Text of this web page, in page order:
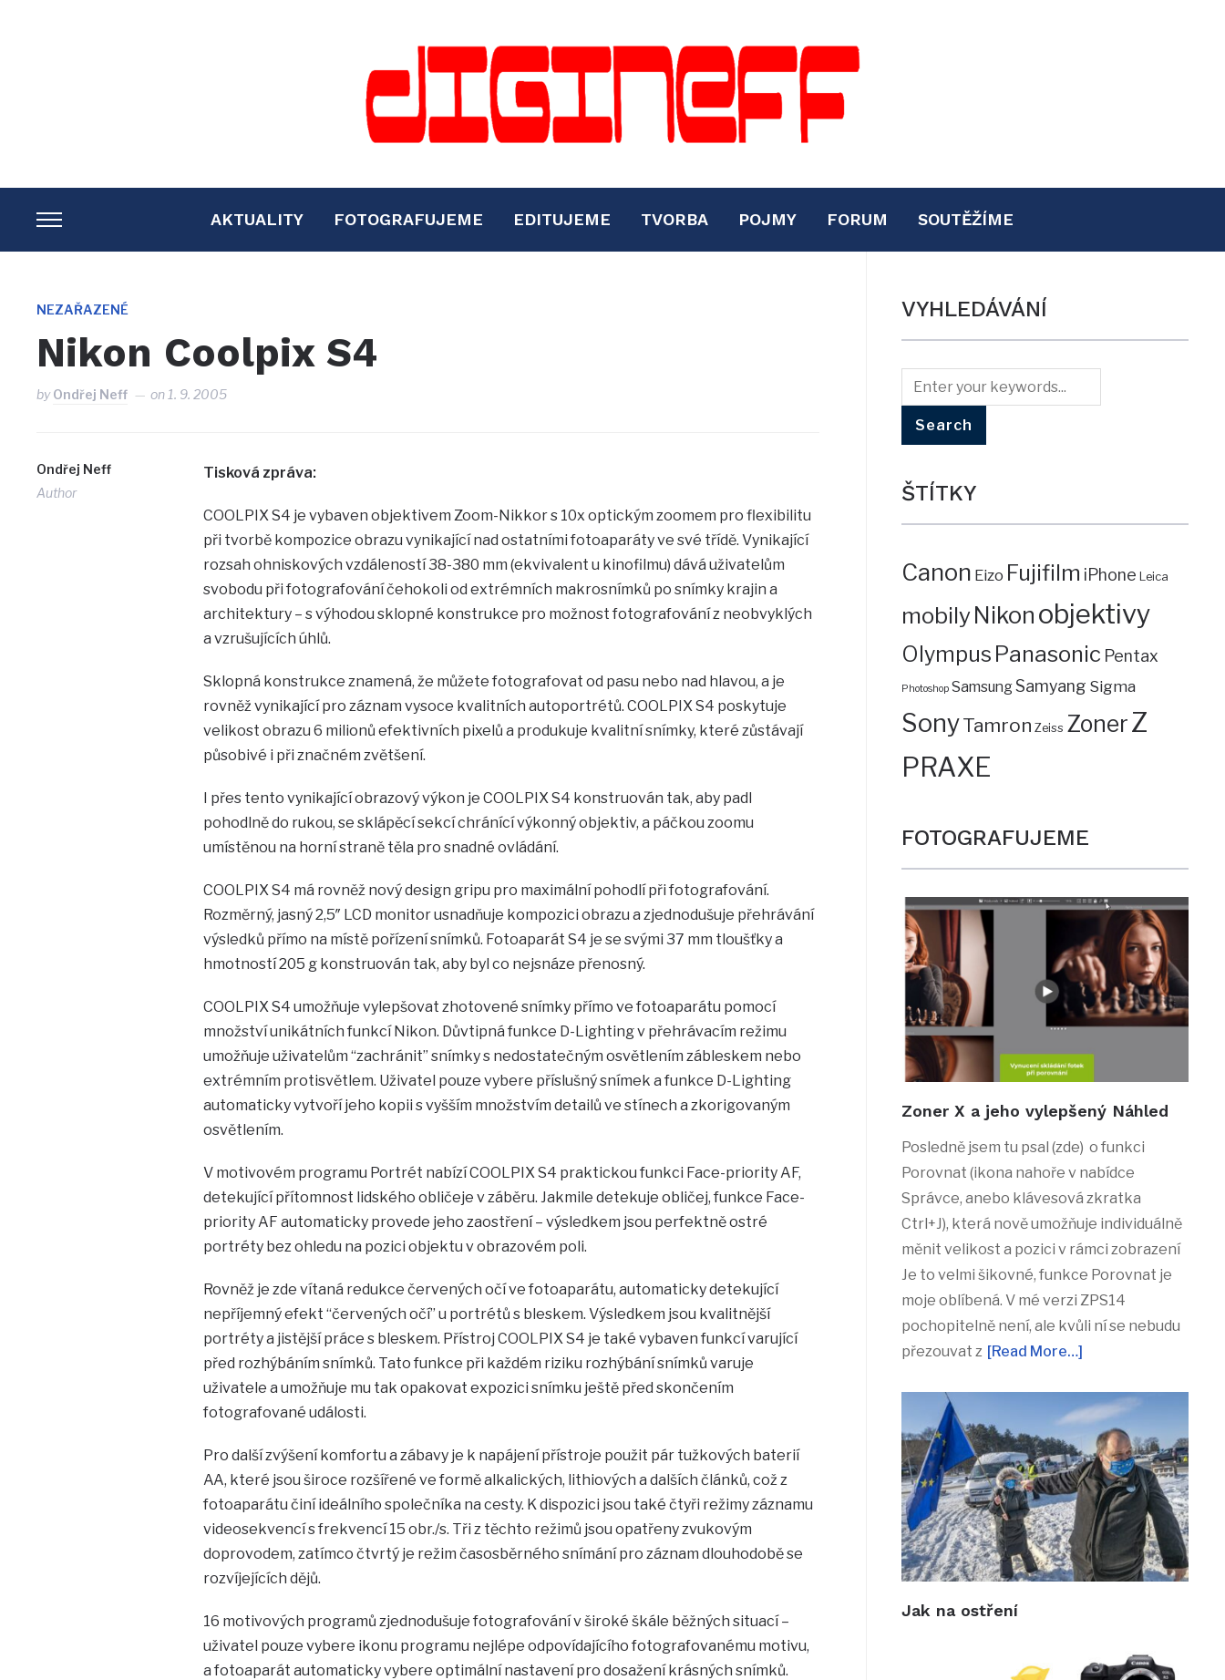
TOGGLE
SIDEBAR
NAVIGATION
AKTUALITY FOTOGRAFUJEME EDITUJEME TVORBA POJMY FORUM SOUTĚŽÍME
NEZAŘAZENÉ
Nikon Coolpix S4
byOndřej Neff on 1. 9. 2005
Ondřej Neff
Author
Tisková zpráva:
COOLPIX S4 je vybaven objektivem Zoom-Nikkor s 10x optickým zoomem pro flexibilitu
při tvorbě kompozice obrazu vynikající nad ostatními fotoaparáty ve své třídě. Vynikající
rozsah ohniskových vzdáleností 38-380 mm (ekvivalent u kinofilmu) dává uživatelům
svobodu při fotografování čehokoli od extrémních makrosnímků po snímky krajin a
architektury – s výhodou sklopné konstrukce pro možnost fotografování z neobvyklých
a vzrušujících úhlů.
Sklopná konstrukce znamená, že můžete fotografovat od pasu nebo nad hlavou, a je
rovněž vynikající pro záznam vysoce kvalitních autoportrétů. COOLPIX S4 poskytuje
velikost obrazu 6 milionů efektivních pixelů a produkuje kvalitní snímky, které zůstávají
působivé i při značném zvětšení.
I přes tento vynikající obrazový výkon je COOLPIX S4 konstruován tak, aby padl
pohodlně do rukou, se sklápěcí sekcí chránící výkonný objektiv, a páčkou zoomu
umístěnou na horní straně těla pro snadné ovládání.
COOLPIX S4 má rovněž nový design gripu pro maximální pohodlí při fotografování.
Rozměrný, jasný 2,5″ LCD monitor usnadňuje kompozici obrazu a zjednodušuje přehrávání
výsledků přímo na místě pořízení snímků. Fotoaparát S4 je se svými 37 mm tloušťky a
hmotností 205 g konstruován tak, aby byl co nejsnáze přenosný.
COOLPIX S4 umožňuje vylepšovat zhotovené snímky přímo ve fotoaparátu pomocí
množství unikátních funkcí Nikon. Důvtipná funkce D-Lighting v přehrávacím režimu
umožňuje uživatelům “zachránit” snímky s nedostatečným osvětlením zábleskem nebo
extrémním protisvětlem. Uživatel pouze vybere příslušný snímek a funkce D-Lighting
automaticky vytvoří jeho kopii s vyšším množstvím detailů ve stínech a zkorigovaným
osvětlením.
V motivovém programu Portrét nabízí COOLPIX S4 praktickou funkci Face-priority AF,
detekující přítomnost lidského obličeje v záběru. Jakmile detekuje obličej, funkce Face-
priority AF automaticky provede jeho zaostření – výsledkem jsou perfektně ostré
portréty bez ohledu na pozici objektu v obrazovém poli.
Rovněž je zde vítaná redukce červených očí ve fotoaparátu, automaticky detekující
nepříjemný efekt “červených očí” u portrétů s bleskem. Výsledkem jsou kvalitnější
portréty a jistější práce s bleskem. Přístroj COOLPIX S4 je také vybaven funkcí varující
před rozhýbáním snímků. Tato funkce při každém riziku rozhýbání snímků varuje
uživatele a umožňuje mu tak opakovat expozici snímku ještě před skončením
fotografované události.
Pro další zvýšení komfortu a zábavy je k napájení přístroje použit pár tužkových baterií
AA, které jsou široce rozšířené ve formě alkalických, lithiových a dalších článků, což z
fotoaparátu činí ideálního společníka na cesty. K dispozici jsou také čtyři režimy záznamu
videosekvencí s frekvencí 15 obr./s. Tři z těchto režimů jsou opatřeny zvukovým
doprovodem, zatímco čtvrtý je režim časosběrného snímání pro záznam dlouhodobě se
rozvíjejících dějů.
16 motivových programů zjednodušuje fotografování v široké škále běžných situací –
uživatel pouze vybere ikonu programu nejlépe odpovídajícího fotografovanému motivu,
a fotoaparát automaticky vybere optimální nastavení pro dosažení krásných snímků.
VYHLEDÁVÁNÍ
ŠTÍTKY
Canon Eizo Fujifilm iPhone Leica
mobilyNikon objektivy
Olympus Panasonic Pentax
Photoshop SamsungSamyang Sigma
SonyTamron Zeiss ZonerZ
PRAXE
FOTOGRAFUJEME
Zoner X a jeho vylepšený Náhled
Posledně jsem tu psal (zde) o funkci
Porovnat (ikona nahoře v nabídce
Správce, anebo klávesová zkratka
Ctrl+J), která nově umožňuje individuálně
měnit velikost a pozici v rámci zobrazení
Je to velmi šikovné, funkce Porovnat je
moje oblíbená. V mé verzi ZPS14
pochopitelně není, ale kvůli ní se nebudu
přezouvat z [Read More…]
Jak na ostření